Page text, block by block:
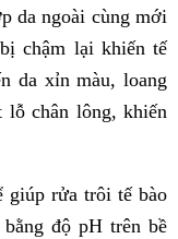
da ngoài cùng mới
chậm lại khiến tế
da xỉn màu, loang
lỗ chân lông, khiến
giúp rửa trôi tế bào
độ pH trên bề